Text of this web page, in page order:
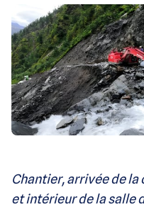
Chantier, arrivée de la
et intérieur de la salle